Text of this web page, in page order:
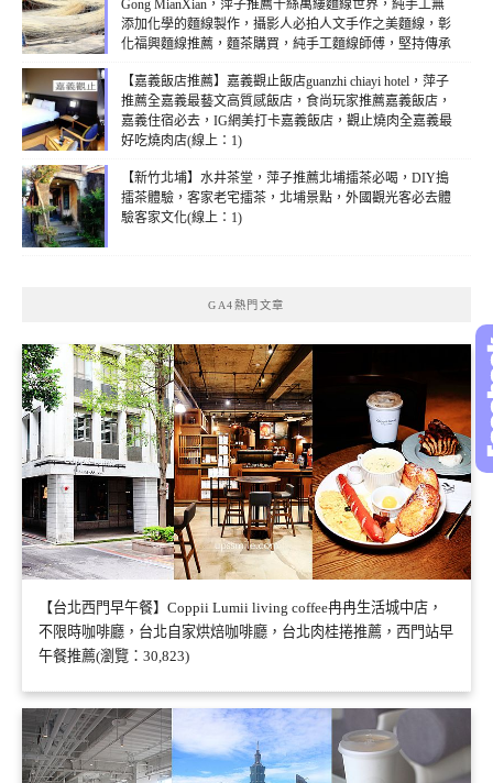
Gong MianXian，萍子推薦千絲萬縷麵線世界，純手工無
添加化學的麵線製作，攝影人必拍人文手作之美麵線，彰
化福興麵線推薦，麵茶購買，純手工麵線師傅，堅持傳承
【嘉義飯店推薦】嘉義觀止飯店guanzhi chiayi hotel，萍子
推薦全嘉義最藝文高質感飯店，食尚玩家推薦嘉義飯店，
嘉義住宿必去，IG網美打卡嘉義飯店，觀止燒肉全嘉義最
好吃燒肉店(線上：1)
【新竹北埔】水井茶堂，萍子推薦北埔擂茶必喝，DIY搗
擂茶體驗，客家老宅擂茶，北埔景點，外國觀光客必去體
驗客家文化(線上：1)
GA4熱門文章
【台北西門早午餐】Coppii Lumii living coffee冉冉生活城中店，
不限時咖啡廳，台北自家烘焙咖啡廳，台北肉桂捲推薦，西門站早
午餐推薦(瀏覽：30,823)